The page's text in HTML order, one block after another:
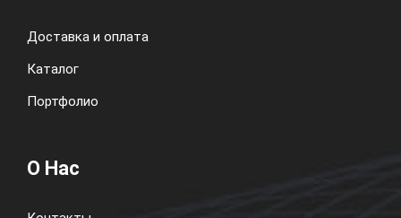
Доставка и оплата
Каталог
Портфолио
О Нас